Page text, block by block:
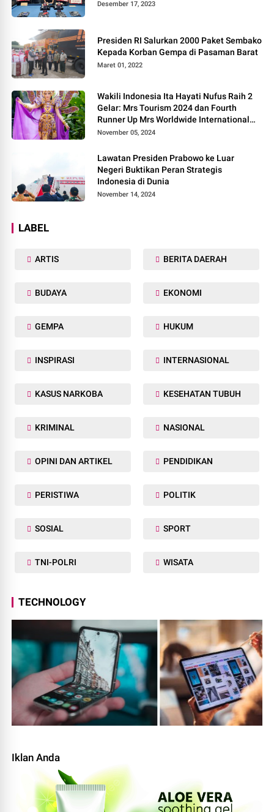
Desember 17, 2023
Presiden RI Salurkan 2000 Paket Sembako
Kepada Korban Gempa di Pasaman Barat
Maret 01, 2022
Wakili Indonesia Ita Hayati Nufus Raih 2
Gelar: Mrs Tourism 2024 dan Fourth
Runner Up Mrs Worldwide International
2024, di Pemilihan Mrs Worldwide 2024
November 05, 2024
Lawatan Presiden Prabowo ke Luar
Negeri Buktikan Peran Strategis
Indonesia di Dunia
November 14, 2024
LABEL
ARTIS BERITA DAERAH
BUDAYA EKONOMI
GEMPA HUKUM
INSPIRASI INTERNASIONAL
KASUS NARKOBA KESEHATAN TUBUH
KRIMINAL NASIONAL
OPINI DAN ARTIKEL PENDIDIKAN
PERISTIWA POLITIK
SOSIAL SPORT
TNI-POLRI WISATA
TECHNOLOGY
Iklan Anda